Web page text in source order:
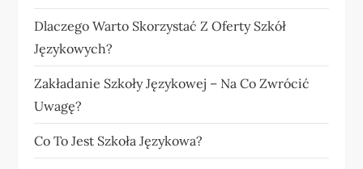
Dlaczego Warto Skorzystać Z Oferty Szkół
Językowych?
Zakładanie Szkoły Językowej – Na Co Zwrócić
Uwagę?
Co To Jest Szkoła Językowa?